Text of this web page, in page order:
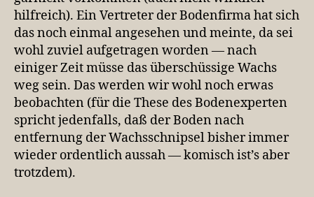
hilfreich). Ein Vertreter der Bodenfirma hat sich
das noch einmal angesehen und meinte, da sei
wohl zuviel aufgetragen worden — nach
einiger Zeit müsse das überschüssige Wachs
weg sein. Das werden wir wohl noch erwas
beobachten (für die These des Bodenexperten
spricht jedenfalls, daß der Boden nach
entfernung der Wachsschnipsel bisher immer
wieder ordentlich aussah — komisch ist’s aber
trotzdem).